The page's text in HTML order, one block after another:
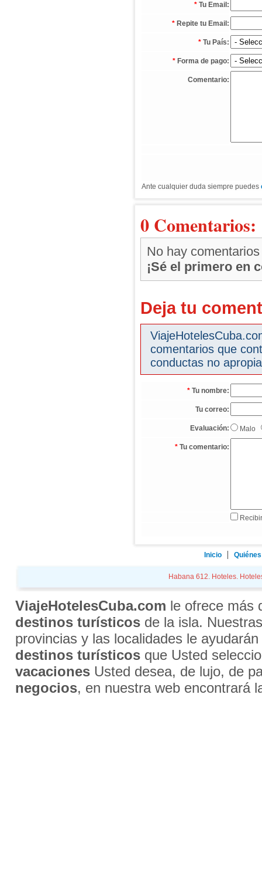
* Tu Email:
* Repite tu Email:
* Tu País:
* Forma de pago:
Comentario:
Ante cualquier duda siempre puedes
0 Comentarios:
No hay comentarios
¡Sé el primero en
Deja tu
comentarios que
conductas no
* Tu nombre:
Tu correo:
Evaluación: Malo
* Tu comentario:
Inicio
Habana 612. Hoteles.
ViajeHotelesCuba.com le ofrece más
destinos turísticosde la isla.
provincias y las localidades le
destinos turísticosque Usted
vacacionesUsted desea, de lujo, de
negocios, en nuestra web encontrará